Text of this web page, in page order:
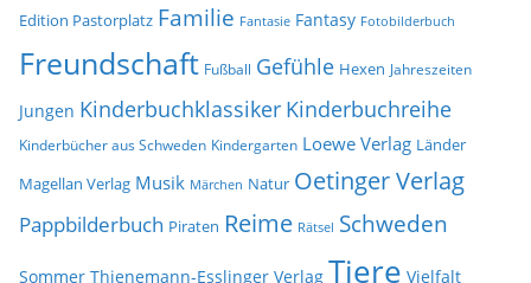
Edition Pastorplatz Familie Fantasie Fantasy Fotobilderbuch
Freundschaft Fußball Gefühle Hexen Jahreszeiten
Jungen Kinderbuchklassiker Kinderbuchreihe
Kinderbücher aus Schweden Kindergarten Loewe Verlag Länder
Magellan Verlag Musik Märchen Natur Oetinger Verlag
Pappbilderbuch Piraten Reime Rätsel Schweden
Sommer Thienemann-Esslinger Verlag Tiere Vielfalt